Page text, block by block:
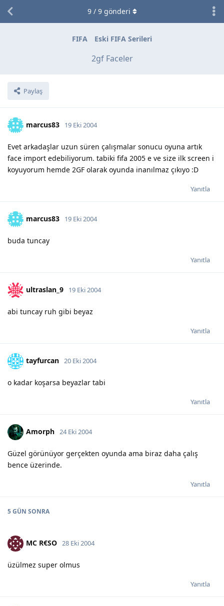
FIFA Eski FIFA Serileri
2gf Faceler
Paylaş
9/ 9gönderi
marcus83 19 Eki 2004
Evet arkadaşlar uzun süren çalışmalar sonucu oyuna artık
face import edebiliyorum. tabiki fifa 2005 e ve size ilk screen i
koyuyorum hemde 2GF olarak oyunda inanılmaz çıkıyo :D
Yanıtla
marcus83 19 Eki 2004
buda tuncay
Yanıtla
ultraslan_9 19 Eki 2004
abi tuncay ruh gibi beyaz
Yanıtla
tayfurcan 20 Eki 2004
o kadar koşarsa beyazlar tabi
Yanıtla
Amorph 24 Eki 2004
Güzel görünüyor gerçekten oyunda ama biraz daha çalış
bence üzerinde.
Yanıtla
5 GÜN SONRA
MC R€SO 28 Eki 2004
üzülmez super olmus
Yanıtla